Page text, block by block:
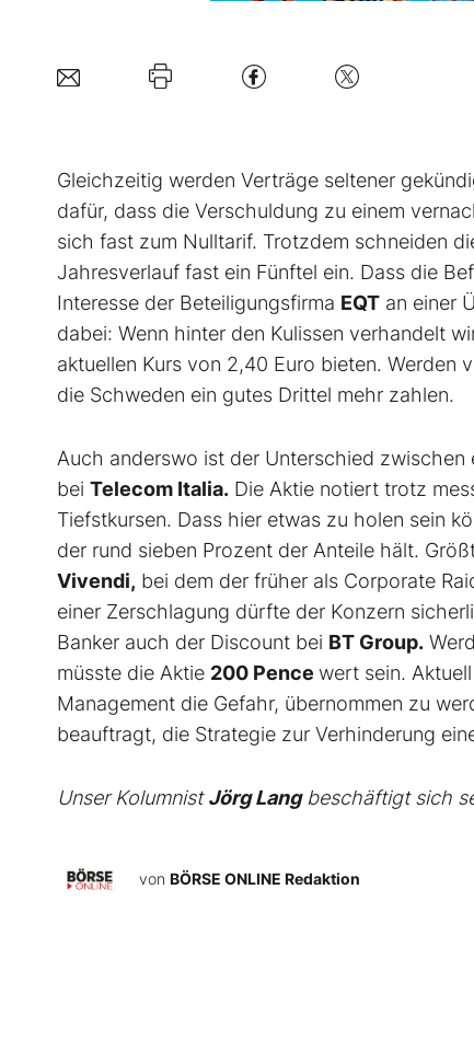
Gleichzeitig werden Verträge seltener
dafür, dass die Verschuldung zu einem
sich fast zum Nulltarif. Trotzdem schneiden
Jahresverlauf fast ein Fünftel ein. Dass die
Interesse der Beteiligungsfirma EQT an einer
dabei: Wenn hinter den Kulissen verhandelt
aktuellen Kurs von 2,40 Euro bieten. Werden
die Schweden ein gutes Drittel mehr zahlen.
Auch anderswo ist der Unterschied
bei Telecom Italia. Die Aktie notiert trotz
Tiefstkursen. Dass hier etwas zu holen sein
der rund sieben Prozent der Anteile hält.
Vivendi, bei dem der früher als Corporate
einer Zerschlagung dürfte der Konzern
Banker auch der Discount bei BT Group.
müsste die Aktie 200 Pence wert sein.
Management die Gefahr, übernommen zu
beauftragt, die Strategie zur Verhinderung
Unser KolumnistJörg Langbeschäftigt sich
von BÖRSE ONLINE Redaktion